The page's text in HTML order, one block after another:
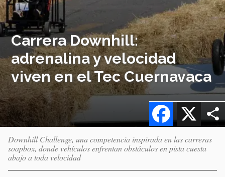
Carrera Downhill:
adrenalina y velocidad
viven en el Tec Cuernavaca
X
Facebook
Downhill Challenge, una competencia inspirada en las carreras
soapbox, donde vehículos enfrentan obstáculos en pista cuesta
abajo a toda velocidad